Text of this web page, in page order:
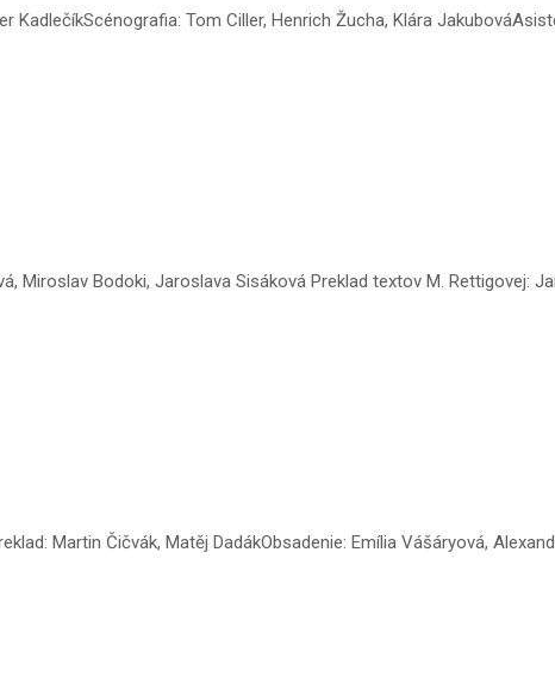
Tom Ciller, Henrich Žucha, Klára
Miroslav Bodoki, Jaroslava Sisáková Preklad textov M. Rettigovej:
Martin Čičvák, Matěj DadákObsadenie: Emília Vášáryová,